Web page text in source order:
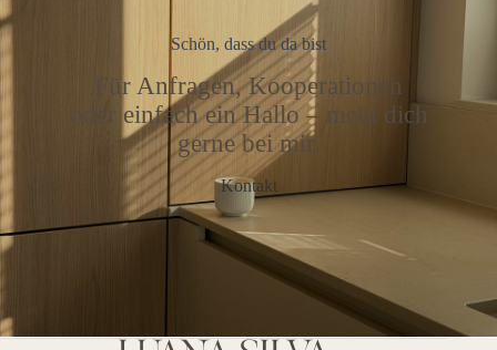
Schön, dass du da bist
Für Anfragen, Kooperationen
oder einfach ein Hallo – meld dich
gerne bei mir.
Kontakt